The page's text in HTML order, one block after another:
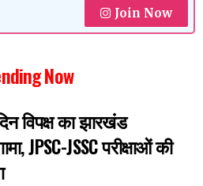
Join Now
Now
विपक्ष का झारखंड
JPSC-JSSC परीक्षाओं की